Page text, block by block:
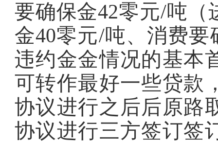
要确保金42零元/吨
金40零元/吨、消费
违约金金情况的基本
可转作最好一些贷款
协议进行之后后原路
协议进行三方签订签